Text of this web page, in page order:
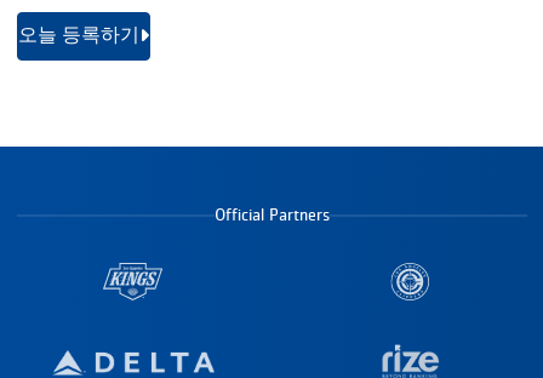
오늘 등록하기
Official Partners